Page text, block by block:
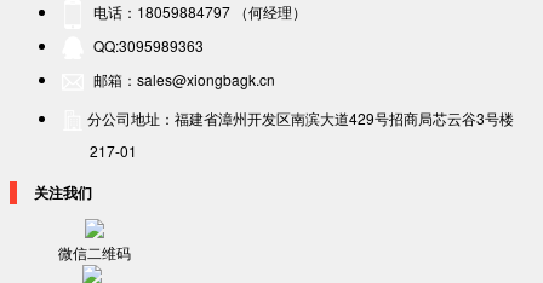
电话：18059884797 （何经理）
QQ:3095989363
邮箱：sales@xiongbagk.cn
分公司地址：福建省漳州开发区南滨大道429号招商局芯云谷3号楼
217-01
关注我们
微信二维码